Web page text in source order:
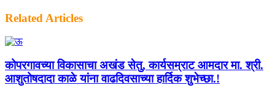
Related Articles
कोपरगावच्या विकासाचा अखंड सेतु, कार्यसम्राट आमदार मा. श्री.
आशुतोषदादा काळे यांना वाढदिवसाच्या हार्दिक शुभेच्छा.!